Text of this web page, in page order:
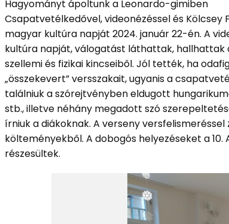
Hagyományt ápoltunk a Leonardo-gimiben
Csapatvetélkedővel, videonézéssel és
magyar kultúra napját 2024. január 22-én. A
kultúra napját, válogatást láthattak, hallhattak
szellemi és fizikai kincseiből. Jól tették, ha
„összekevert” versszakait, ugyanis a
találniuk a szórejtvényben eldugott
stb., illetve néhány megadott szó
írniuk a diákoknak. A verseny
költeményekből. A dobogós helyezéseket a 10.
részesültek.